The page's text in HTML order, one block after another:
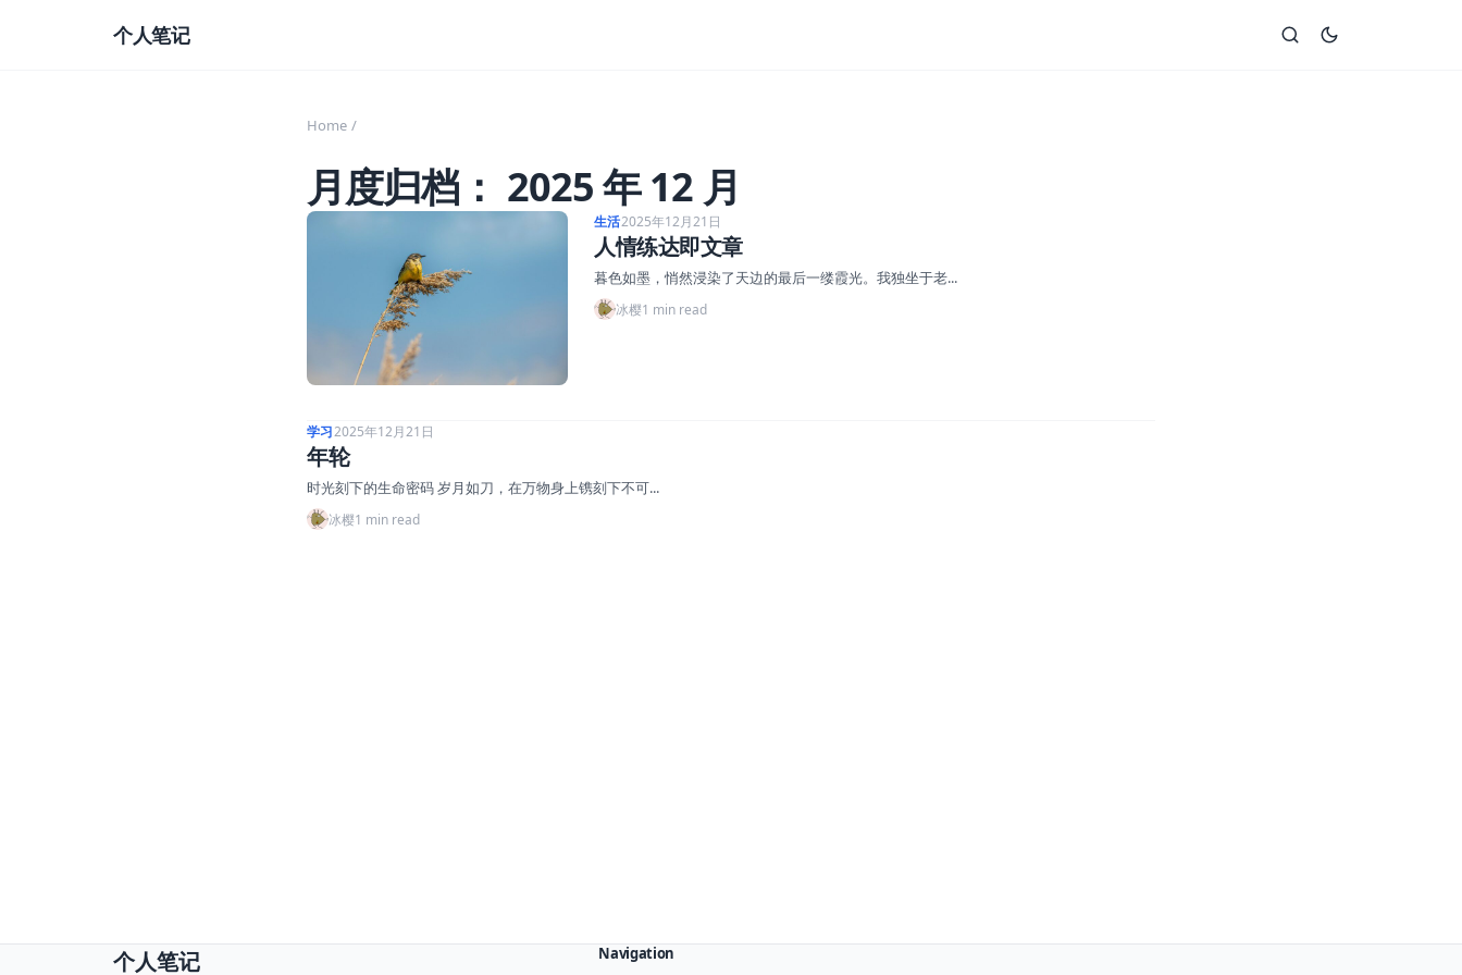
个人笔记
Home /
月度归档： 2025 年 12 月
生活2025年12月21日
人情练达即文章
暮色如墨，悄然浸染了天边的最后一缕霞光。我独坐于老...
冰樱1 min read
学习2025年12月21日
年轮
时光刻下的生命密码 岁月如刀，在万物身上镌刻下不可...
冰樱1 min read
个人笔记 Navigation